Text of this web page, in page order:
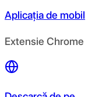
Aplicația de mobil
Extensie Chrome